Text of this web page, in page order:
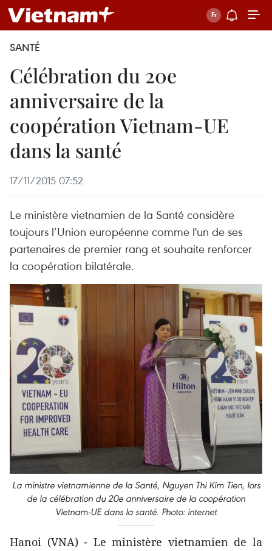
SANTÉ
Célébration du 20e
anniversaire de la
coopération Vietnam-UE
dans la santé
17/11/2015 07:52
Le ministère vietnamien de la Santé considère
toujours l’Union européenne comme l'un de ses
partenaires de premier rang et souhaite renforcer
la coopération bilatérale.
La ministre vietnamienne de la Santé, Nguyen Thi Kim Tien, lors
de la célébration du 20e anniversaire de la coopération
Vietnam-UE dans la santé. Photo: internet
Hanoi (VNA) - Le ministère vietnamien de la